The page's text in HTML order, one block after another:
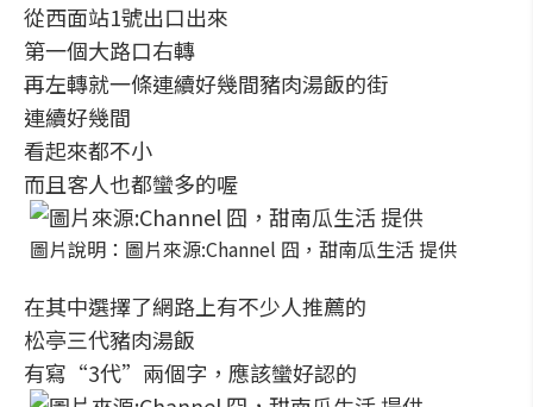
從西面站1號出口出來
第一個大路口右轉
再左轉就一條連續好幾間豬肉湯飯的街
連續好幾間
看起來都不小
而且客人也都蠻多的喔
圖片說明：圖片來源:Channel 囧，甜南瓜生活 提供
在其中選擇了網路上有不少人推薦的
松亭三代豬肉湯飯
有寫“3代”兩個字，應該蠻好認的